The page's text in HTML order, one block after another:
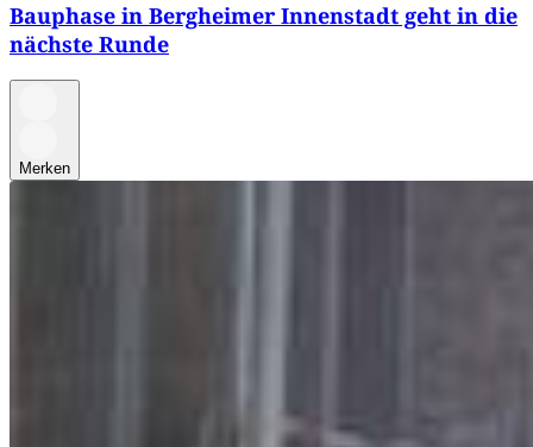
Bauphase in Bergheimer Innenstadt geht in die
nächste Runde
Merken